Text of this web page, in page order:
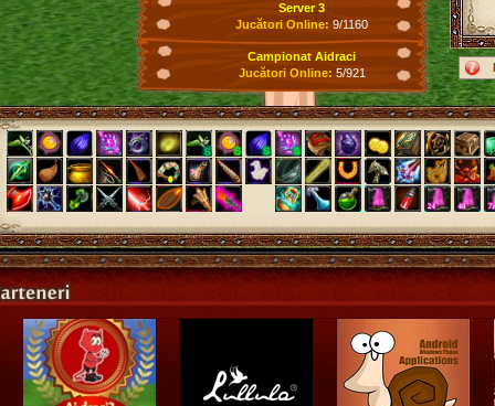
Server 3
Jucători Online: 9/1160
Campionat Aidraci
Jucători Online: 5/921